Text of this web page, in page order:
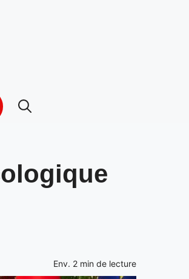
Env. 2 min de lecture